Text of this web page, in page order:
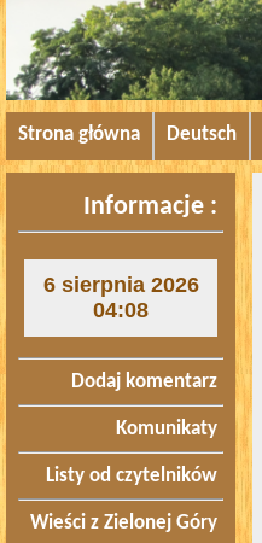
Strona główna Deutsch
Informacje :
6 sierpnia 2026
04:08
Dodaj komentarz
Komunikaty
Listy od czytelników
Wieści z Zielonej Góry